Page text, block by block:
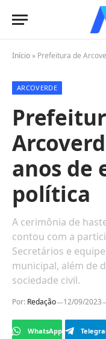
Início » Prefeitura de
ARCOVERDE
anos de
política
A cerimônia de
contou com a
Secretários e
municipal, além de
sociedade civil.
Por: Redação 12/09/2023
WhatsApp